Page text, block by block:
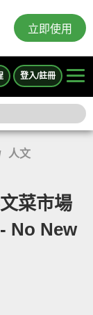
立即使用
登入/註冊
人文
菜市場
No New